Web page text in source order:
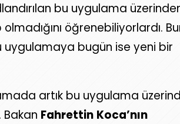
bu uygulama
öğrenebiliyorlardı.
uygulamaya bugün ise yeni bir
artık bu uygulama
Bakan Fahrettin Koca’nın